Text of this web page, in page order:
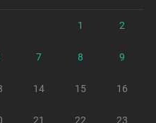
1 2
7 8 9
14 15 16
21 22 23